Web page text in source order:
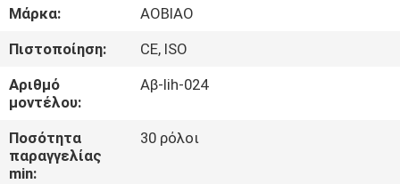
ΓΎΡΟΣ
ΕΡΓΟΣΤΑΣΊΩΝ
ΠΟΙΟΤΙΚΌΣ
ΈΛΕΓΧΟΣ
Μάρκα:
AOBIAO
Πιστοποίηση:
CE, ISO
Αριθμό
μοντέλου:
Αβ-lih-024
Ποσότητα
παραγγελίας
min:
30 ρόλοι